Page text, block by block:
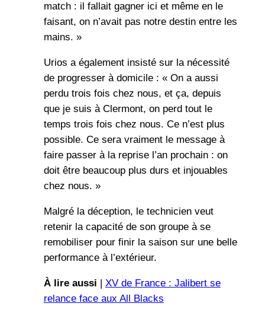
match : il fallait gagner ici et même en le
faisant, on n’avait pas notre destin entre les
mains. »
Urios a également insisté sur la nécessité
de progresser à domicile : « On a aussi
perdu trois fois chez nous, et ça, depuis
que je suis à Clermont, on perd tout le
temps trois fois chez nous. Ce n’est plus
possible. Ce sera vraiment le message à
faire passer à la reprise l’an prochain : on
doit être beaucoup plus durs et injouables
chez nous. »
Malgré la déception, le technicien veut
retenir la capacité de son groupe à se
remobiliser pour finir la saison sur une belle
performance à l’extérieur.
À lire aussi | XV de France : Jalibert se
relance face aux All Blacks